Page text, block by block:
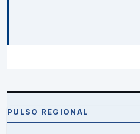
PULSO REGIONAL